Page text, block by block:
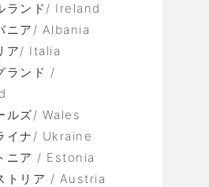
ランド/ Ireland
ニア/ Albania
ア/ Italia
ランド /
ルズ/ Wales
イナ/ Ukraine
ニア / Estonia
トリア / Austria